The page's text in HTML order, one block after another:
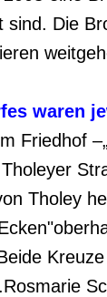
Die
waren
Friedhof
Tholey